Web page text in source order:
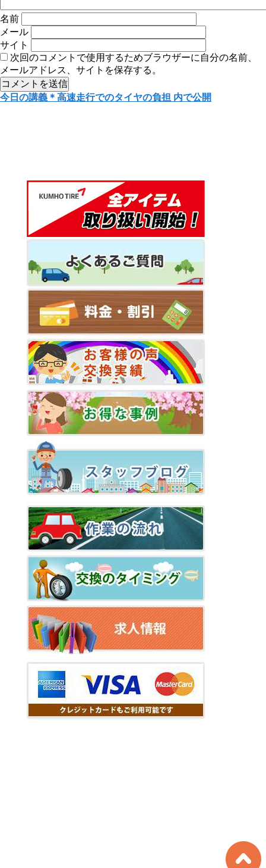
名前
メール
サイト
次回のコメントで使用するためブラウザーに自分の名前、
メールアドレス、サイトを保存する。
投
今日の講義＊高速走行でのタイヤの負担 内で公開